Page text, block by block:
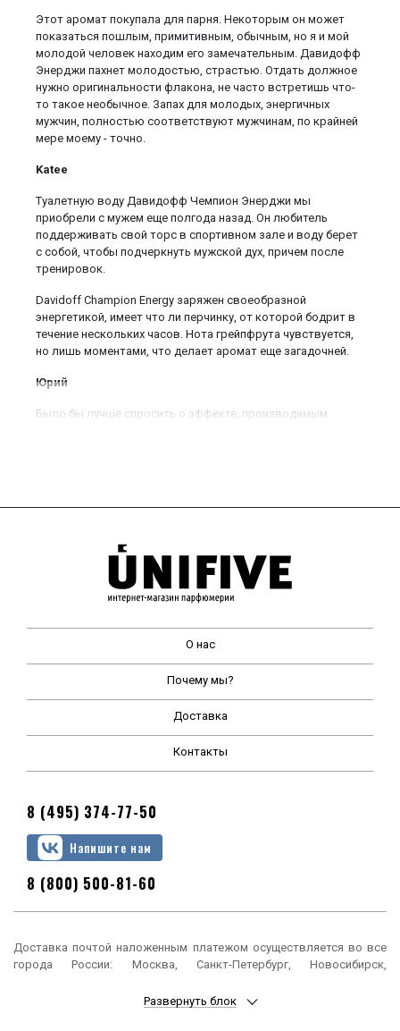
Этот аромат покупала для парня. Некоторым он может
показаться пошлым, примитивным, обычным, но я и мой
молодой человек находим его замечательным. Давидофф
Энерджи пахнет молодостью, страстью. Отдать должное
нужно оригинальности флакона, не часто встретишь что-
то такое необычное. Запах для молодых, энергичных
мужчин, полностью соответствуют мужчинам, по крайней
мере моему - точно.
Katee
Туалетную воду Давидофф Чемпион Энерджи мы
приобрели с мужем еще полгода назад. Он любитель
поддерживать свой торс в спортивном зале и воду берет
с собой, чтобы подчеркнуть мужской дух, причем после
тренировок.
Davidoff Champion Energy заряжен своеобразной
энергетикой, имеет что ли перчинку, от которой бодрит в
течение нескольких часов. Нота грейпфрута чувствуется,
но лишь моментами, что делает аромат еще загадочней.
Юрий
Было бы лучше спросить о эффекте, производимым
Наконец я нашел запах, полностью совпадающий с моим
кредо: никогда не сдаваться, быть всегда на высоте!
О нас
Почему мы?
Доставка
Контакты
8 (495) 374-77-50
Напишите нам
8 (800) 500-81-60
Доставка почтой наложенным платежом осуществляется во все
города России: Москва, Санкт-Петербург, Новосибирск,
Ростов-на-Дону, Уфа, Красноярск, Пермь, Воронеж, Волгоград,
Развернуть блок